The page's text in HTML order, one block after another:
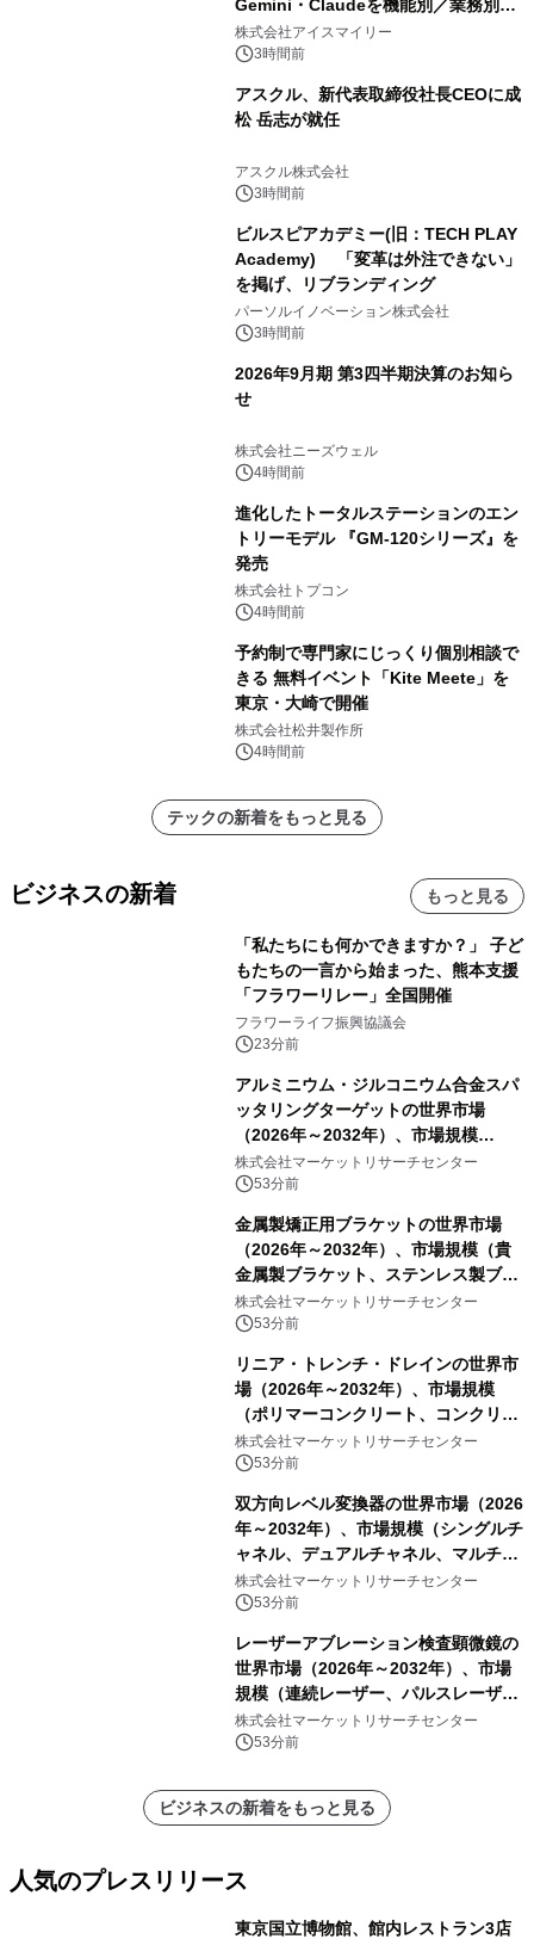
Gemini・Claudeを機能別／業務別に
比較―自社に合う生成AIの選び方がわ
かる実践ガイド
株式会社アイスマイリー
3時間前
アスクル、新代表取締役社長CEOに成
松 岳志が就任
アスクル株式会社
3時間前
ビルスピアカデミー(旧：TECH PLAY
Academy) 「変革は外注できない」
を掲げ、リブランディング
パーソルイノベーション株式会社
3時間前
2026年9月期 第3四半期決算のお知ら
せ
株式会社ニーズウェル
4時間前
進化したトータルステーションのエン
トリーモデル 『GM-120シリーズ』を
発売
株式会社トプコン
4時間前
予約制で専門家にじっくり個別相談で
きる 無料イベント「Kite Meete」を
東京・大崎で開催
株式会社松井製作所
4時間前
テックの新着をもっと見る
ビジネスの新着 もっと見る
「私たちにも何かできますか？」 子ど
もたちの一言から始まった、熊本支援
「フラワーリレー」全国開催
フラワーライフ振興協議会
23分前
アルミニウム・ジルコニウム合金スパ
ッタリングターゲットの世界市場
（2026年～2032年）、市場規模
（0.995、0.999、その他）・分析レポ
ートを発表
株式会社マーケットリサーチセンター
53分前
金属製矯正用ブラケットの世界市場
（2026年～2032年）、市場規模（貴
金属製ブラケット、ステンレス製ブラ
ケット、純チタン製ブラケット）・分
析レポートを発表
株式会社マーケットリサーチセンター
53分前
リニア・トレンチ・ドレインの世界市
場（2026年～2032年）、市場規模
（ポリマーコンクリート、コンクリー
ト、プラスチック、金属）・分析レポ
ートを発表
株式会社マーケットリサーチセンター
53分前
双方向レベル変換器の世界市場（2026
年～2032年）、市場規模（シングルチ
ャネル、デュアルチャネル、マルチチ
ャネル）・分析レポートを発表
株式会社マーケットリサーチセンター
53分前
レーザーアブレーション検査顕微鏡の
世界市場（2026年～2032年）、市場
規模（連続レーザー、パルスレーザ
ー）・分析レポートを発表
株式会社マーケットリサーチセンター
53分前
ビジネスの新着をもっと見る
人気のプレスリリース
東京国立博物館、館内レストラン3店